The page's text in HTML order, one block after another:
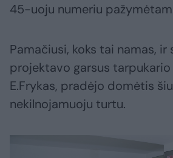
45-uoju numeriu
Pamačiusi, koks tai namas, ir
projektavo garsus
E.Frykas, pradėjo domėtis
nekilnojamuoju turtu.